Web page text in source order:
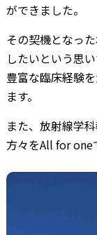
ができました。
その契機となっ
したいという思
豊富な臨床経験
ます。
また、放射線学
方々をAll for one